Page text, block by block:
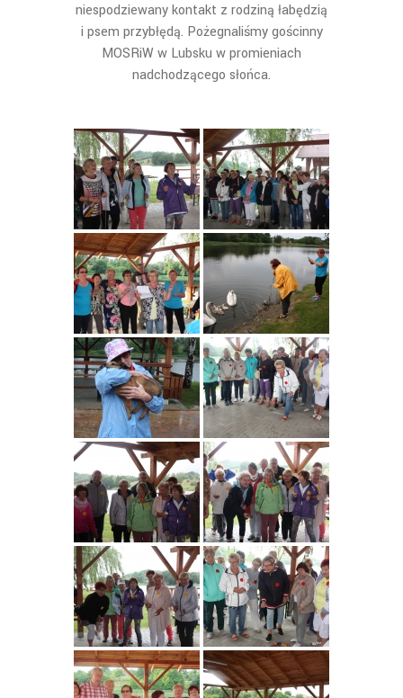
niespodziewany kontakt z rodziną łabędzią
i psem przybłędą. Pożegnaliśmy gościnny
MOSRiW w Lubsku w promieniach
nadchodzącego słońca.